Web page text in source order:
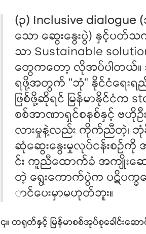
(၃) Inclusive dialogue
သော ဆွေးနွေးပွဲ) နှင့်ပတ်
သာ Sustainable
တွေကတော့ လိုအပ်ပါတယ်။ ဒ
ရဖို့အတွက် “ဘုံ” နိုင်ငံရေးရ
ဖြစ်ဖို့ဆိုရင် မြန်မာနိုင်ငံက
စစ်အာဏာရှင်စနစ်နှင့် ဗဟိုဦ
လားမှုနဲ့လည်း ကိုက်ညီတဲ့၊ ဘုံနို
ဆုံဆွေးနွေးမှုလုပ်ငန်းစဥ်ကို
င်း ကူညီထောက်ခံ အကျိုးဆေ
တဲ့ ရွေးကောက်ပွဲက ပဋိပက္ခတွ
ာင်ပေးမှာမဟုတ်ဘူး။
၄။ တရုတ်နှင့် မြန်မာစစ်အုပ်စုခေါင်းဆ